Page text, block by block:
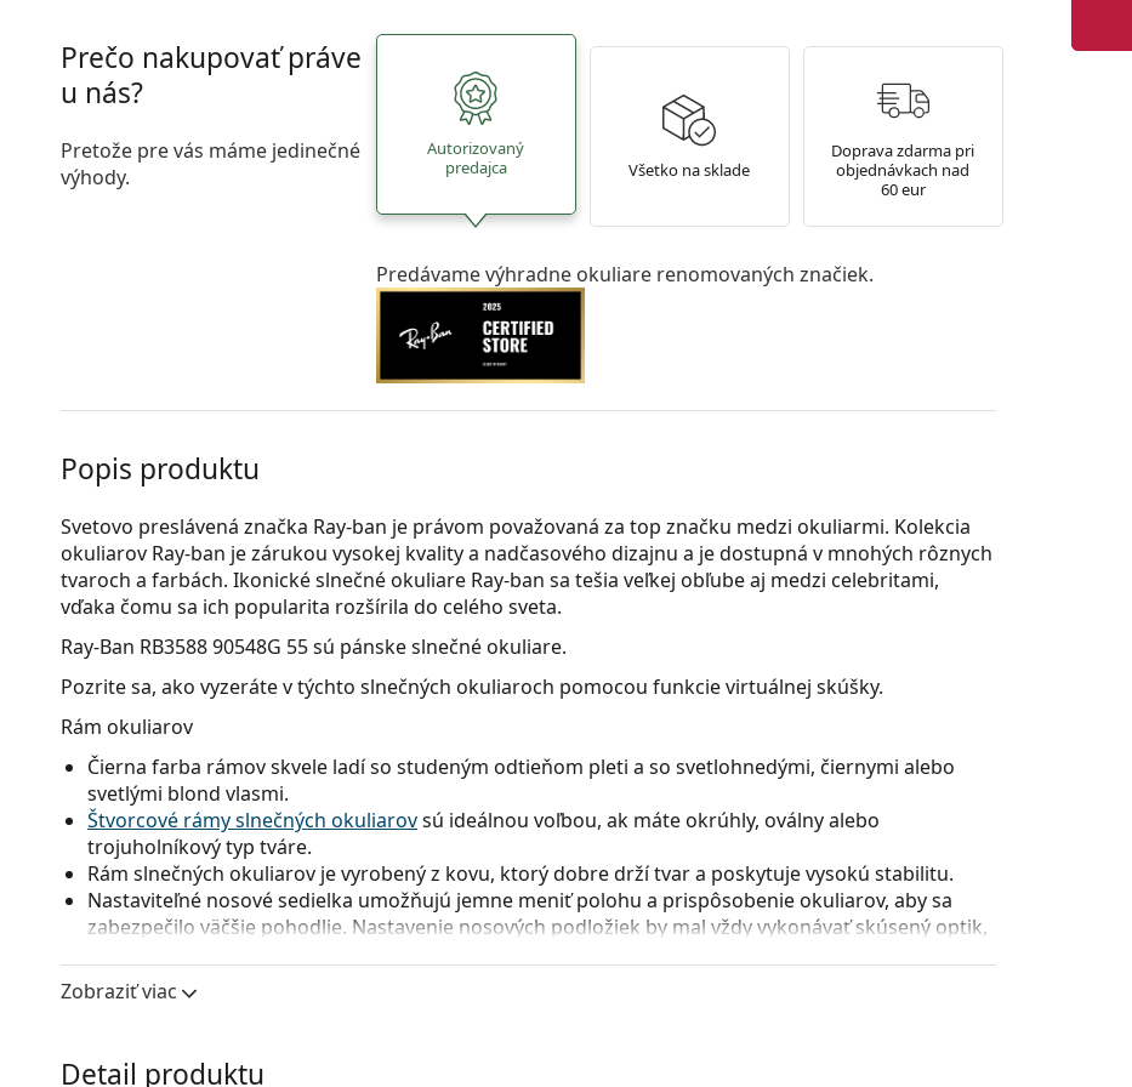
Prečo nakupovať práve
u nás?
Pretože pre vás máme jedinečné
výhody.
Autorizovaný
predajca
Všetko na sklade
Doprava zdarma pri
objednávkach nad
60 eur
Predávame výhradne okuliare renomovaných značiek.
Popis produktu
Svetovo preslávená značka Ray-ban je právom považovaná za top značku medzi okuliarmi. Kolekcia
okuliarov Ray-ban je zárukou vysokej kvality a nadčasového dizajnu a je dostupná v mnohých rôznych
tvaroch a farbách. Ikonické slnečné okuliare Ray-ban sa tešia veľkej obľube aj medzi celebritami,
vďaka čomu sa ich popularita rozšírila do celého sveta.
Ray-Ban RB3588 90548G 55sú pánske slnečné okuliare.
Pozrite sa, ako vyzeráte v týchto slnečných okuliaroch pomocou funkcie virtuálnej skúšky.
Rám okuliarov
Čierna farba rámov skvele ladí so studeným odtieňom pleti a so svetlohnedými, čiernymi alebo
svetlými blond vlasmi.
Štvorcové rámy slnečných okuliarovsú ideálnou voľbou, ak máte okrúhly, oválny alebo
trojuholníkový typ tváre.
Rám slnečných okuliarov je vyrobený z kovu, ktorý dobre drží tvar a poskytuje vysokú stabilitu.
Nastaviteľné nosové sedielka umožňujú jemne meniť polohu a prispôsobenie okuliarov, aby sa
zabezpečilo väčšie pohodlie. Nastavenie nosových podložiek by mal vždy vykonávať skúsený optik,
Okuliarové šošovky
neskresľujú farby.
Zobraziť viac
Detail produktu